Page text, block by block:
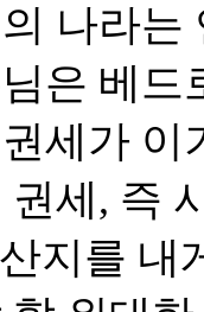
나라
은 베
세가
세, 즉
지를 내